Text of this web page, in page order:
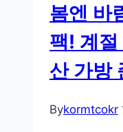
리
뻐
근
할
근
봄엔 바
팩! 계
산 가방
Bykormtcokr